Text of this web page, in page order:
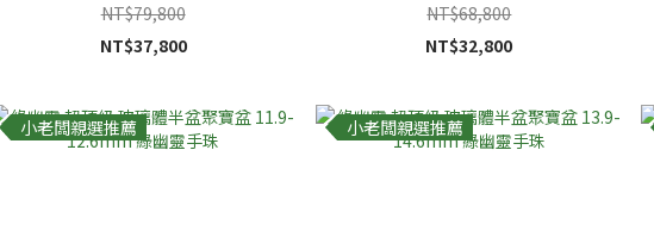
NT$79,800
NT$37,800
NT$68,800
NT$32,800
小老闆親選推薦 小老闆親選推薦